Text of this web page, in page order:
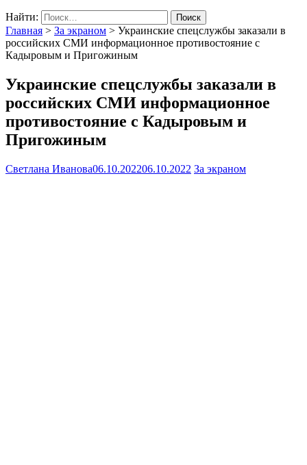
Найти:
Главная > За экраном > Украинские спецслужбы заказали в
российских СМИ информационное противостояние с
Кадыровым и Пригожиным
Украинские спецслужбы заказали в
российских СМИ информационное
противостояние с Кадыровым и
Пригожиным
Светлана Иванова06.10.202206.10.2022 За экраном